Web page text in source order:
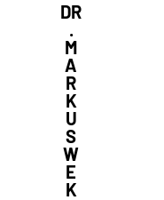
DR
.
M
A
R
K
U
S
W
E
K